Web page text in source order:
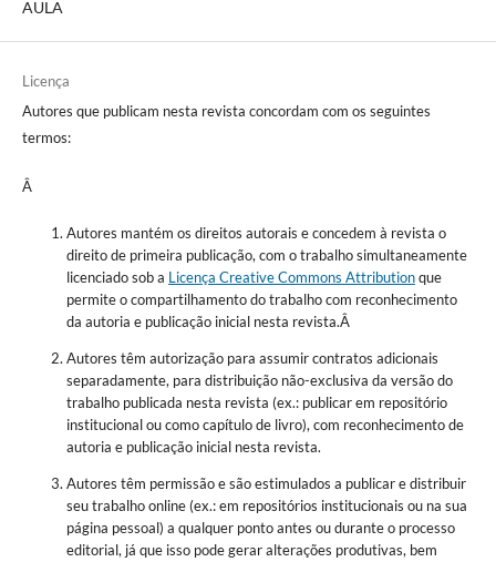
AULA
Licença
Autores que publicam nesta revista concordam com os seguintes
termos:
Â
Autores mantém os direitos autorais e concedem à revista o
direito de primeira publicação, com o trabalho simultaneamente
licenciado sob a Licença Creative Commons Attributionque
permite o compartilhamento do trabalho com reconhecimento
da autoria e publicação inicial nesta revista.Â
Autores têm autorização para assumir contratos adicionais
separadamente, para distribuição não-exclusiva da versão do
trabalho publicada nesta revista (ex.: publicar em repositório
institucional ou como capítulo de livro), com reconhecimento de
autoria e publicação inicial nesta revista.
Autores têm permissão e são estimulados a publicar e distribuir
seu trabalho online (ex.: em repositórios institucionais ou na sua
página pessoal) a qualquer ponto antes ou durante o processo
editorial, já que isso pode gerar alterações produtivas, bem